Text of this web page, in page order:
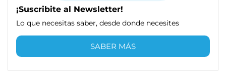
¡Suscribite al Newsletter!
Lo que necesitas saber, desde donde necesites
SABER MÁS